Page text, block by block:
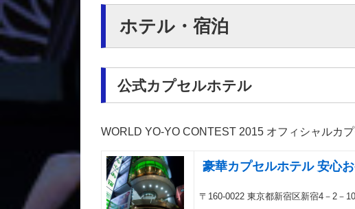
プ
ホテル・宿泊
公式カプセルホテル
WORLD YO-YO CONTEST 2015 オフィシャルカ
豪華カプセルホテル 安心
〒160-0022 東京都新宿区新宿4－2－10